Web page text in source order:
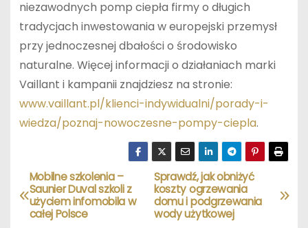
niezawodnych pomp ciepła firmy o długich
tradycjach inwestowania w europejski przemysł
przy jednoczesnej dbałości o środowisko
naturalne. Więcej informacji o działaniach marki
Vaillant i kampanii znajdziesz na stronie:
www.vaillant.pl/klienci-indywidualni/porady-i-
wiedza/poznaj-nowoczesne-pompy-ciepla.
N
a
Sprawdź, jak obniżyć
koszty ogrzewania
domu i podgrzewania
wody użytkowej
Mobilne szkolenia –
Saunier Duval szkoli z
użyciem infomobila w
całej Polsce